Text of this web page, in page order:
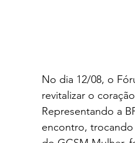
No dia 12/08, o
revitalizar o
Representando a
encontro, trocando